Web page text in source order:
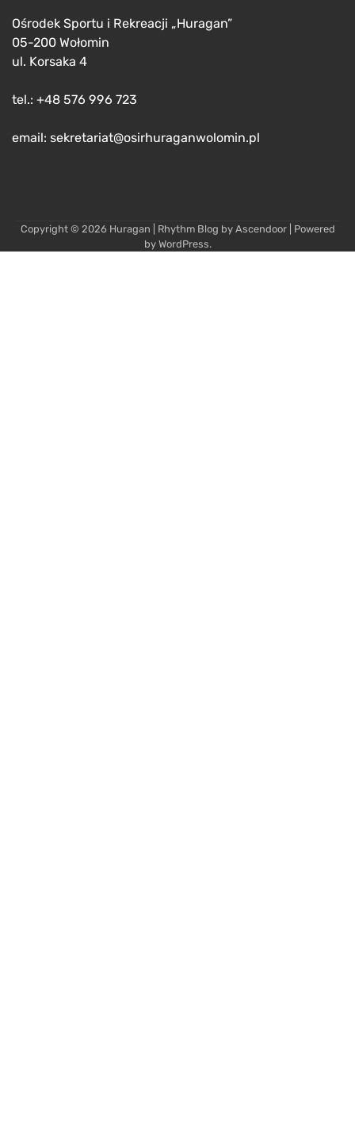
Ośrodek Sportu i Rekreacji „Huragan”
05-200 Wołomin
ul. Korsaka 4
tel.: +48 576 996 723
email: sekretariat@osirhuraganwolomin.pl
Copyright © 2026 Huragan | Rhythm Blog by Ascendoor| Powered
by WordPress.